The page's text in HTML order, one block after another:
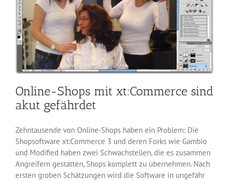
Online-Shops mit xt:Commerce sind
akut gefährdet
Zehntausende von Online-Shops haben ein Problem: Die
Shopsoftware xt:Commerce 3 und deren Forks wie Gambio
und Modified haben zwei Schwachstellen, die es zusammen
Angreifern gestatten, Shops komplett zu übernehmen. Nach
ersten groben Schätzungen wird die Software in ungefähr